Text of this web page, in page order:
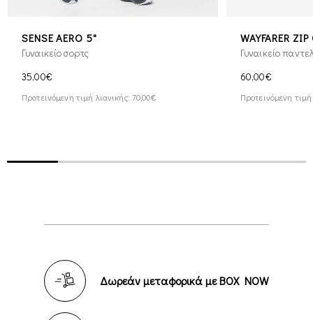
SENSE AERO 5"
Γυναικείο σορτς
35,00€
Προτεινόμενη τιμή λιανικής: 70,00€
WAYFARER ZIP
Γυναικείο
60,00€
Προτεινόμενη
Δωρεάν μεταφορικά με BOX NOW